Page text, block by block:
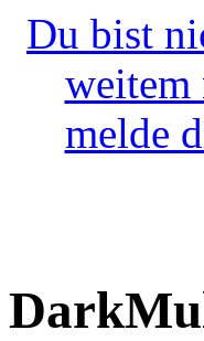
Du bist
weitem
melde